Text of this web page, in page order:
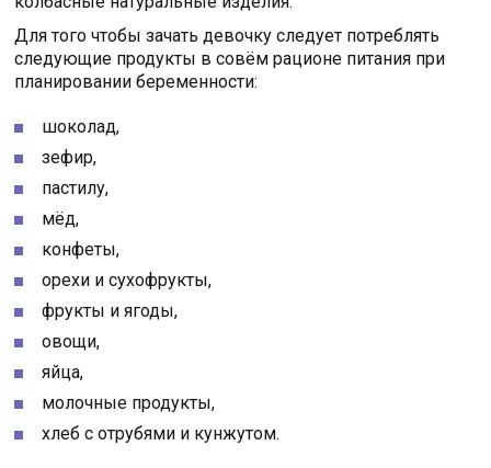
Для того чтобы зачать девочку следует потреблять
следующие продукты в совём рационе питания при
планировании беременности:
шоколад,
зефир,
пастилу,
мёд,
конфеты,
орехи и сухофрукты,
фрукты и ягоды,
овощи,
яйца,
молочные продукты,
хлеб с отрубями и кунжутом.